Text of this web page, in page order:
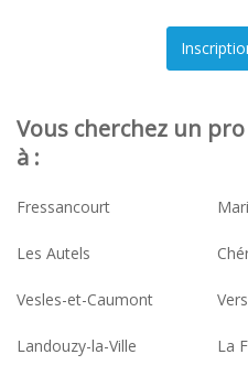
Vous cherchez un
à :
Fressancourt
Les Autels
Vesles-et-Caumont
Landouzy-la-Ville La